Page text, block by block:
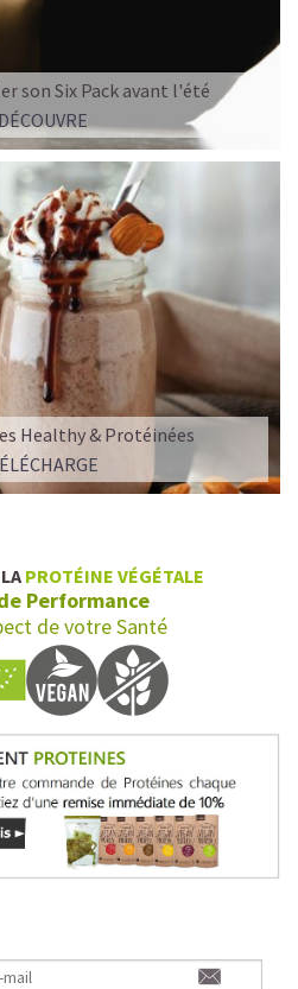
son Six Pack avant l'été
Healthy & Protéinées
PROTÉINE VÉGÉTALE
Performance
de votre Santé